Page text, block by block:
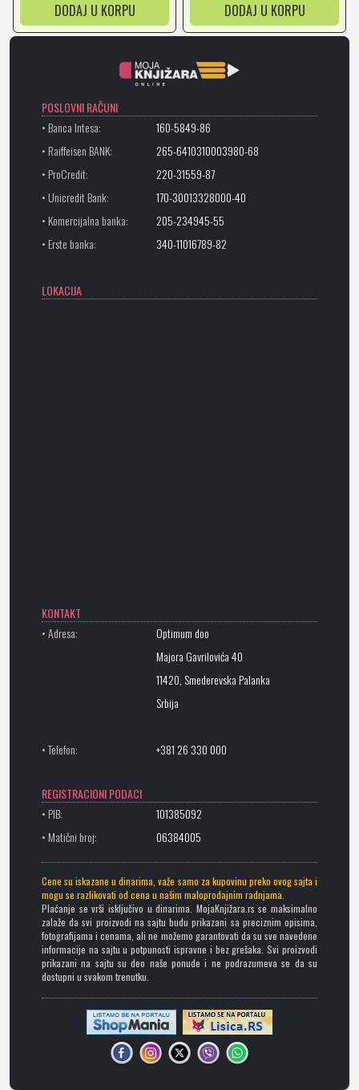
DODAJ U KORPU
DODAJ U KORPU
POSLOVNI RAČUNI
• Banca Intesa:
160-5849-86
• Raiffeisen BANK:
265-6410310003980-68
• ProCredit:
220-31559-87
• Unicredit Bank:
170-30013328000-40
• Komercijalna banka:
205-234945-55
• Erste banka:
340-11016789-82
LOKACIJA
KONTAKT
• Adresa:
Optimum doo
Majora Gavrilovića 40
11420, Smederevska Palanka
Srbija
• Telefon: +381 26 330 000
REGISTRACIONI PODACI
• PIB:
101385092
• Matični broj:
06384005
Cene su iskazane u dinarima, važe samo za kupovinu preko ovog sajta i
mogu se razlikovati od cena u našim maloprodajnim radnjama.
Plaćanje se vrši isključivo u dinarima. MojaKnjižara.rs se maksimalno
zalaže da svi proizvodi na sajtu budu prikazani sa preciznim opisima,
fotografijama i cenama, ali ne možemo garantovati da su sve navedene
informacije na sajtu u potpunosti ispravne i bez grešaka. Svi proizvodi
prikazani na sajtu su deo naše ponude i ne podrazumeva se da su
dostupni u svakom trenutku.